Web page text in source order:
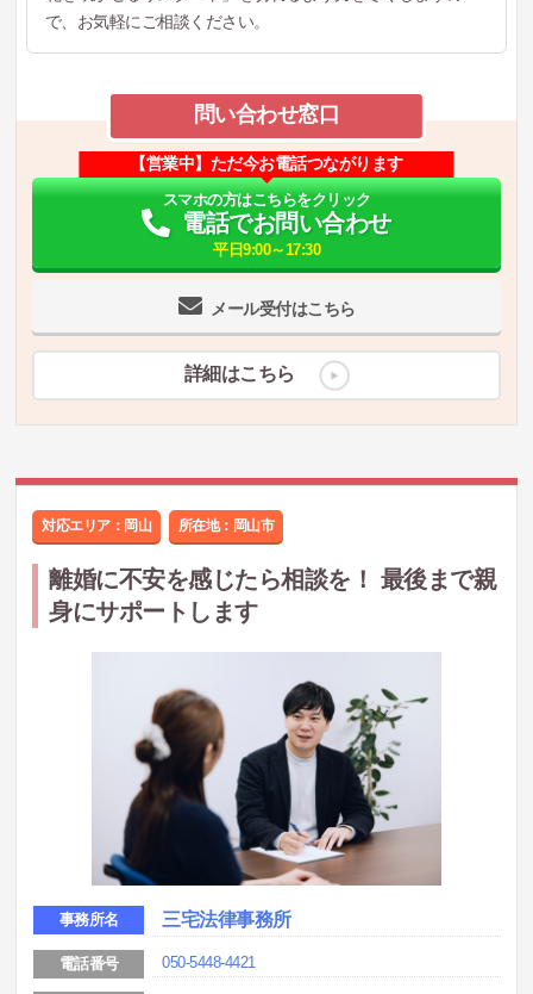
で、お気軽にご相談ください。
問い合わせ窓口
メール受付はこちら
【営業中】ただ今お電話つながります
スマホの方はこちらをクリック
電話でお問い合わせ
平日9:00～17:30
詳細はこちら
対応エリア：岡山 所在地： 岡山市
離婚に不安を感じたら相談を！ 最後まで親
身にサポートします
事務所名 三宅法律事務所
電話番号 050-5448-4421